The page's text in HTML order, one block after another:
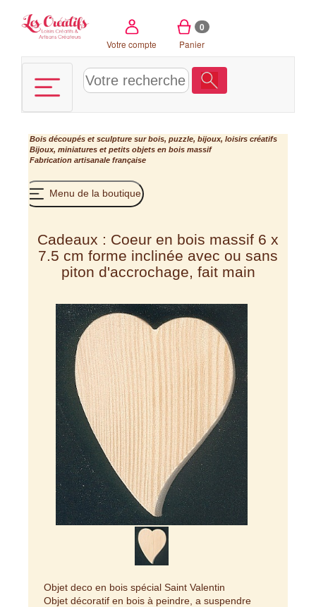
Votre compte
0
Panier
Bois découpés et sculpture sur bois, puzzle, bijoux, loisirs créatifs
Bijoux, miniatures et petits objets en bois massif
Fabrication artisanale française
Menu de la boutique
Cadeaux : Coeur en bois massif 6 x
7.5 cm forme inclinée avec ou sans
piton d'accrochage, fait main
Objet deco en bois spécial Saint Valentin
Objet décoratif en bois à peindre, a suspendre